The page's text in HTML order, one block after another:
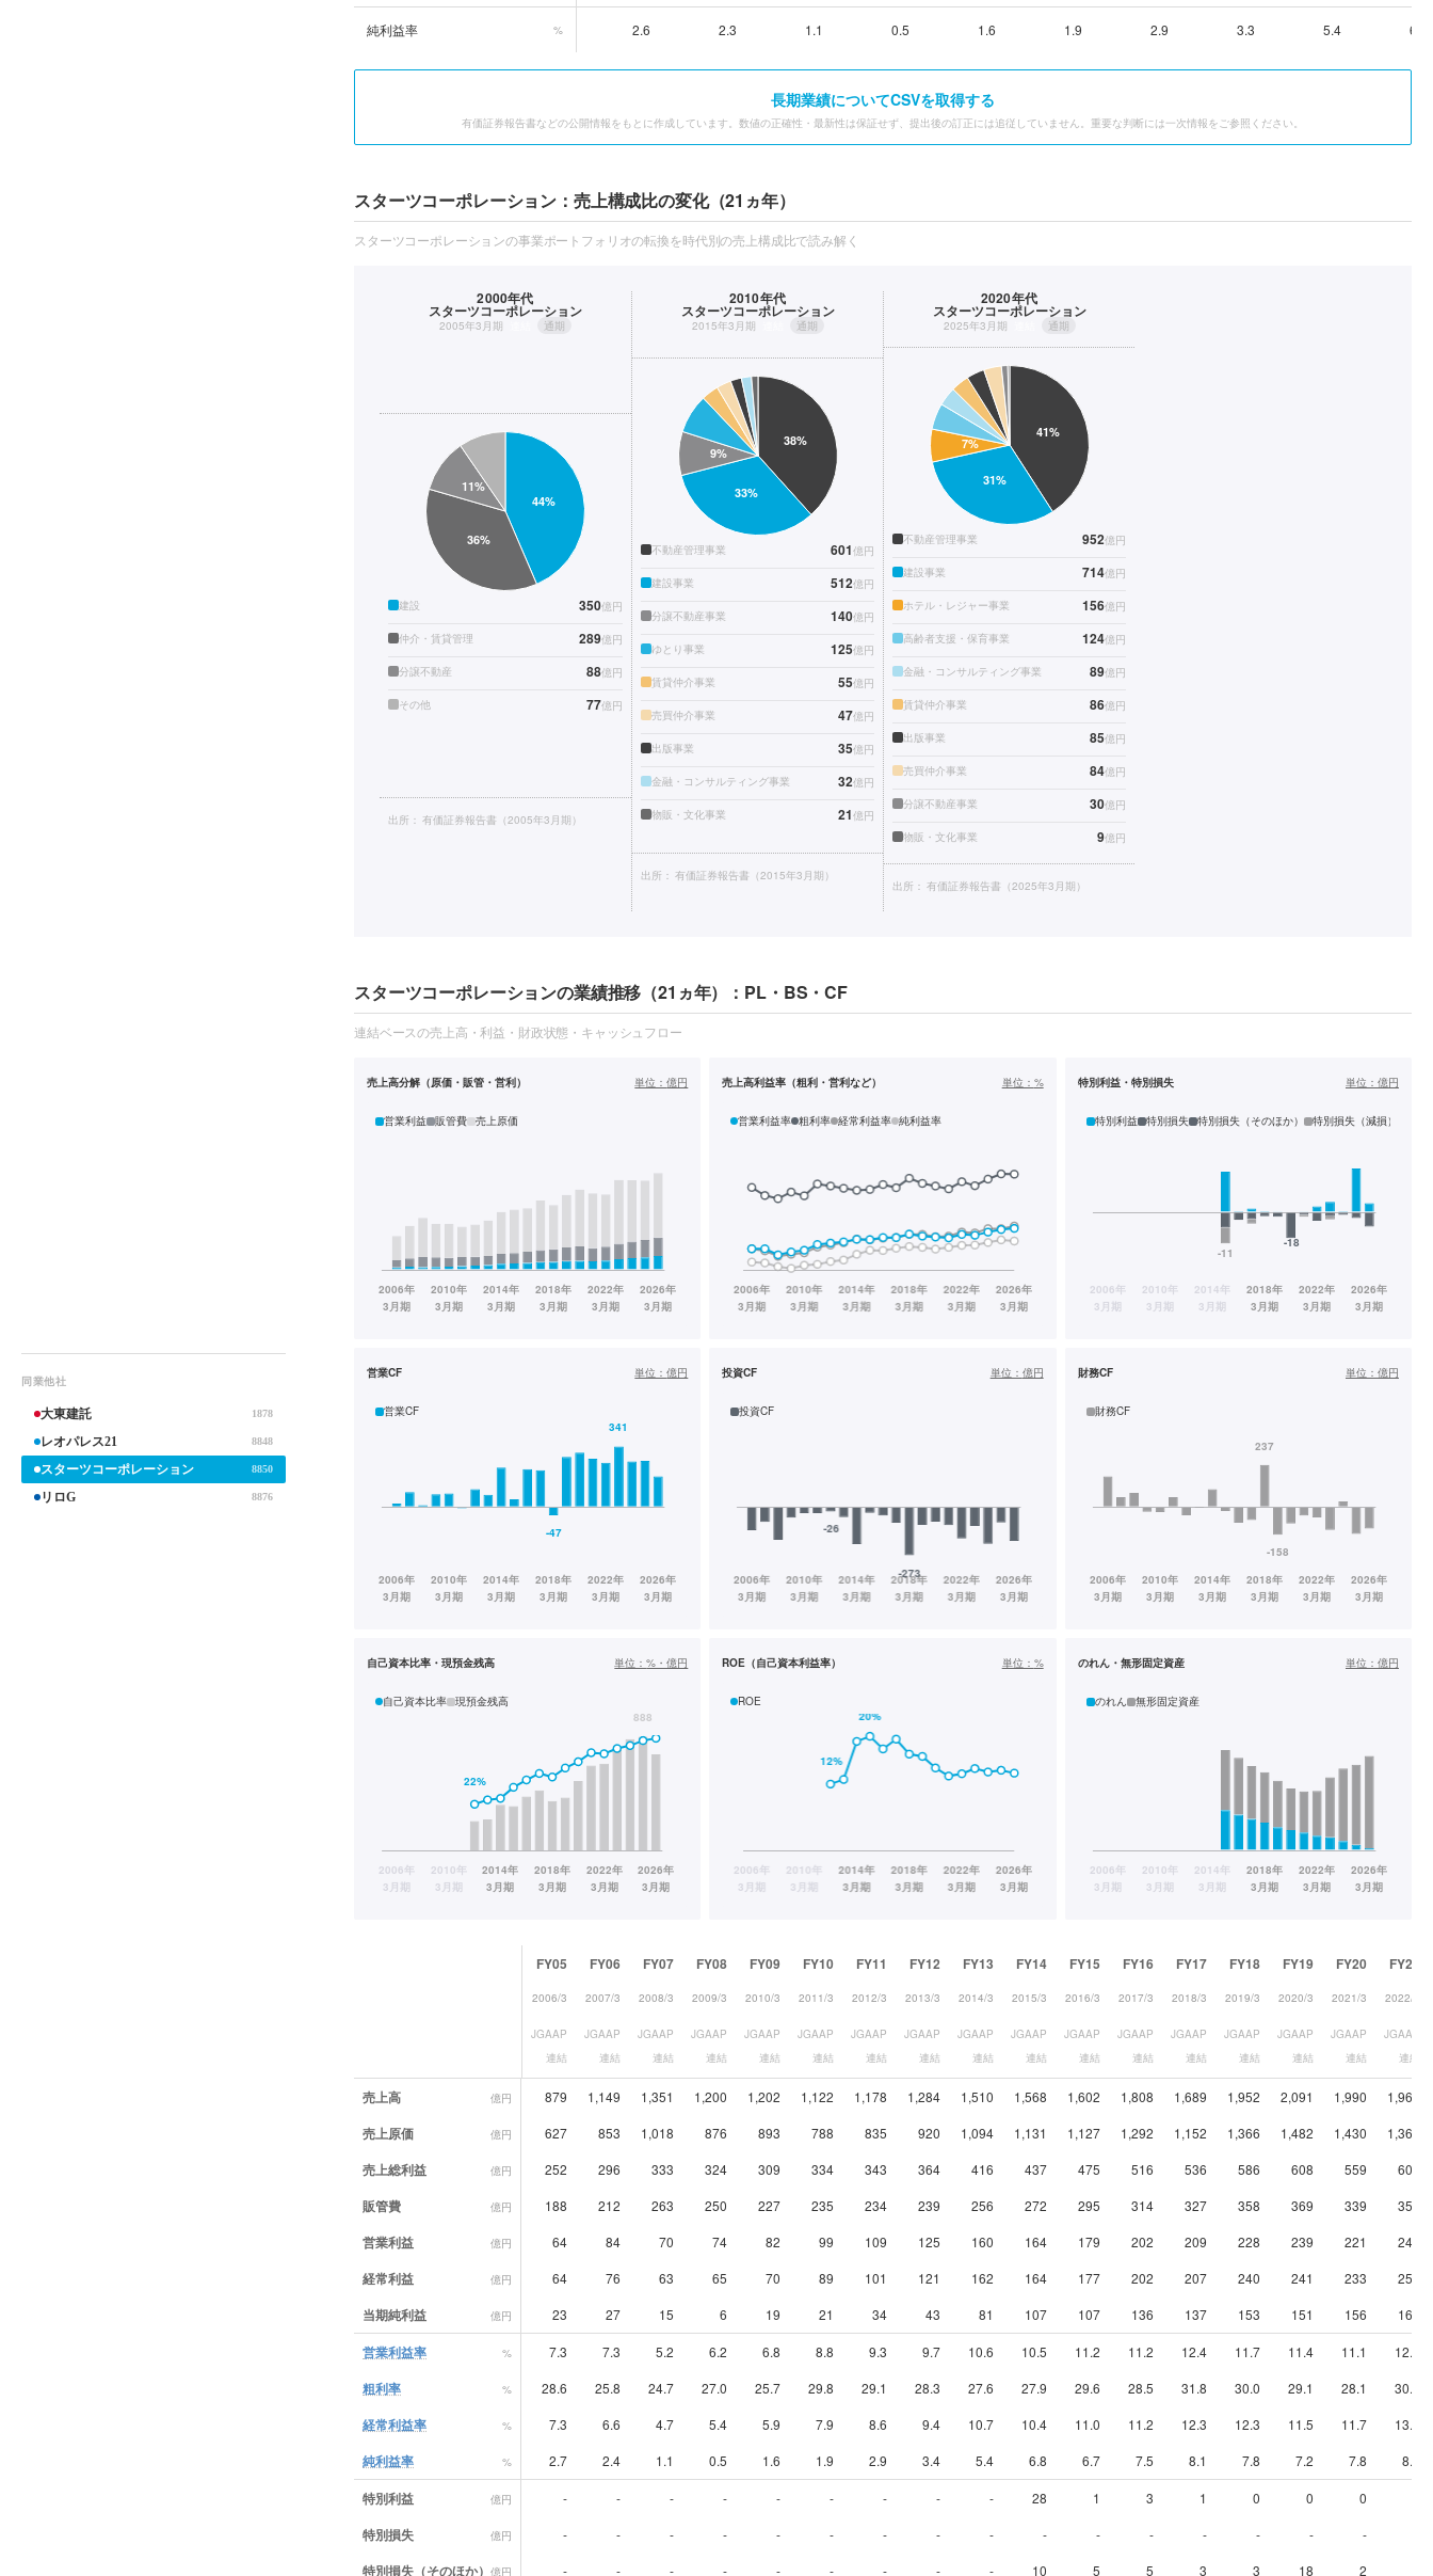
同業他社
大東建託 1878
レオパレス21 8848
スターツコーポレーション 8850
リロG 8876
純利益率 % 2.6 2.3 1.1 0.5 1.6 1.9 2.9 3.3 5.4 6.8
長期業績についてCSVを取得する
有価証券報告書などの公開情報をもとに作成しています。数値の正確性・最新性は保証せず、提出後の訂正には追従していません。重要な判断には一次情報をご参照ください。
スターツコーポレーション：売上構成比の変化（21ヵ年）
スターツコーポレーションの事業ポートフォリオの転換を時代別の売上構成比で読み解く
2000年代
スターツコーポレーション
2005年3月期 通期
建設 350億円
仲介・賃貸管理 289億円
分譲不動産 88億円
その他 77億円
出所： 有価証券報告書（2005年3月期）
2010年代
スターツコーポレーション
2015年3月期 通期
不動産管理事業 601億円
建設事業 512億円
分譲不動産事業 140億円
ゆとり事業 125億円
賃貸仲介事業 55億円
売買仲介事業 47億円
出版事業 35億円
金融・コンサルティング事業 32億円
物販・文化事業 21億円
出所： 有価証券報告書（2015年3月期）
2020年代
スターツコーポレーション
2025年3月期 通期
不動産管理事業 952億円
建設事業 714億円
ホテル・レジャー事業 156億円
高齢者支援・保育事業 124億円
金融・コンサルティング事業 89億円
賃貸仲介事業 86億円
出版事業 85億円
売買仲介事業 84億円
分譲不動産事業 30億円
物販・文化事業 9億円
出所： 有価証券報告書（2025年3月期）
スターツコーポレーションの業績推移（21ヵ年）：PL・BS・CF
連結ベースの売上高・利益・財政状態・キャッシュフロー
売上高分解（原価・販管・営利） 単位：億円
営業利益 販管費 売上原価
売上高利益率（粗利・営利など） 単位： %
営業利益率 粗利率 経常利益率 純利益率
特別利益・特別損失 単位： 億円
特別利益 特別損失 特別損失（そのほか） 特別損失（減損）
営業CF 単位：億円
営業CF
投資CF 単位： 億円
投資CF
財務CF 単位： 億円
財務CF
自己資本比率・現預金残高 単位：%・億円
自己資本比率 現預金残高
ROE（自己資本利益率） 単位： %
ROE
のれん・無形固定資産 単位： 億円
のれん 無形固定資産
業績データ一覧
FY05 FY06 FY07 FY08 FY09 FY10 FY11 FY12 FY13 FY14 FY15 FY16 FY17 FY18 FY19 FY20 FY21
2006/3 2007/3 2008/3 2009/3 2010/3 2011/3 2012/3 2013/3 2014/3 2015/3 2016/3 2017/3 2018/3 2019/3 2020/3 2021/3 2022/3
JGAAP
連結
JGAAP
連結
JGAAP
連結
JGAAP
連結
JGAAP
連結
JGAAP
連結
JGAAP
連結
JGAAP
連結
JGAAP
連結
JGAAP
連結
JGAAP
連結
JGAAP
連結
JGAAP
連結
JGAAP
連結
JGAAP
連結
JGAAP
連結
JGAAP
連結
売上高 億円 879 1,149 1,351 1,200 1,202 1,122 1,178 1,284 1,510 1,568 1,602 1,808 1,689 1,952 2,091 1,990 1,966
売上原価 億円 627 853 1,018 876 893 788 835 920 1,094 1,131 1,127 1,292 1,152 1,366 1,482 1,430 1,365
売上総利益 億円 252 296 333 324 309 334 343 364 416 437 475 516 536 586 608 559 601
販管費 億円 188 212 263 250 227 235 234 239 256 272 295 314 327 358 369 339 359
営業利益 億円 64 84 70 74 82 99 109 125 160 164 179 202 209 228 239 221 242
経常利益 億円 64 76 63 65 70 89 101 121 162 164 177 202 207 240 241 233 258
当期純利益 億円 23 27 15 6 19 21 34 43 81 107 107 136 137 153 151 156 168
営業利益率 % 7.3 7.3 5.2 6.2 6.8 8.8 9.3 9.7 10.6 10.5 11.2 11.2 12.4 11.7 11.4 11.1 12.3
粗利率 % 28.6 25.8 24.7 27.0 25.7 29.8 29.1 28.3 27.6 27.9 29.6 28.5 31.8 30.0 29.1 28.1 30.6
経常利益率 % 7.3 6.6 4.7 5.4 5.9 7.9 8.6 9.4 10.7 10.4 11.0 11.2 12.3 12.3 11.5 11.7 13.1
純利益率 % 2.7 2.4 1.1 0.5 1.6 1.9 2.9 3.4 5.4 6.8 6.7 7.5 8.1 7.8 7.2 7.8 8.5
特別利益 億円 - - - - - - - - - 28 1 3 1 0 0 0
特別損失 億円 - - - - - - - - - - - - - - - -
特別損失（そのほか） 億円 - - - - - - - - - 10 5 5 3 3 18 2